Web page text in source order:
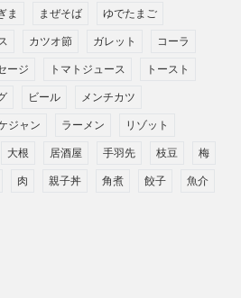
ま まぜそば ゆでたまご
カツオ節 ガレット コーラ
ージ トマトジュース トースト
ビール メンチカツ
ジャン ラーメン リゾット
大根 居酒屋 手羽先 枝豆 梅
肉 親子丼 角煮 餃子 魚介